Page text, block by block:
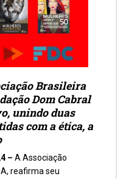
Brasileira
Dom Cabral
unindo duas
com a ética, a
– A Associação
reafirma seu